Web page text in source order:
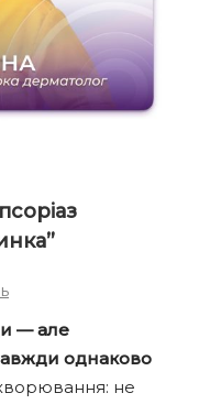
— але
однаково
не